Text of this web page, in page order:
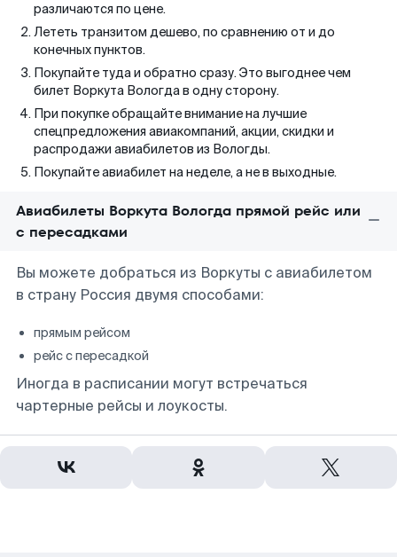
различаются по цене.
Лететь транзитом дешево, по сравнению от и до
конечных пунктов.
Покупайте туда и обратно сразу. Это выгоднее чем
билет Воркута Вологда в одну сторону.
При покупке обращайте внимание на лучшие
спецпредложения авиакомпаний, акции, скидки и
распродажи авиабилетов из Вологды.
Покупайте авиабилет на неделе, а не в выходные.
Авиабилеты Воркута Вологда прямой рейс или
с пересадками
Вы можете добраться из Воркуты с авиабилетом
в страну Россия двумя способами:
прямым рейсом
рейс с пересадкой
Иногда в расписании могут встречаться
чартерные рейсы и лоукосты.